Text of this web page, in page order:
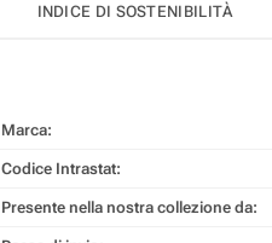
INDICE DI SOSTENIBILITÀ
Marca:
Codice Intrastat:
Presente nella nostra collezione da: